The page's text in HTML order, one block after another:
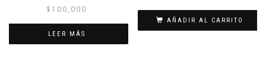
$ 100,000
LEER MÁS
AÑADIR AL CARRITO